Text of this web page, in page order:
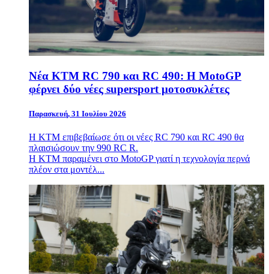
Νέα KTM RC 790 και RC 490: Η MotoGP
φέρνει δύο νέες supersport μοτοσυκλέτες
Παρασκευή, 31 Ιουλίου 2026
Η KTM επιβεβαίωσε ότι οι νέες RC 790 και RC 490 θα
πλαισιώσουν την 990 RC R.
Η KTM παραμένει στο MotoGP γιατί η τεχνολογία περνά
πλέον στα μοντέλ...